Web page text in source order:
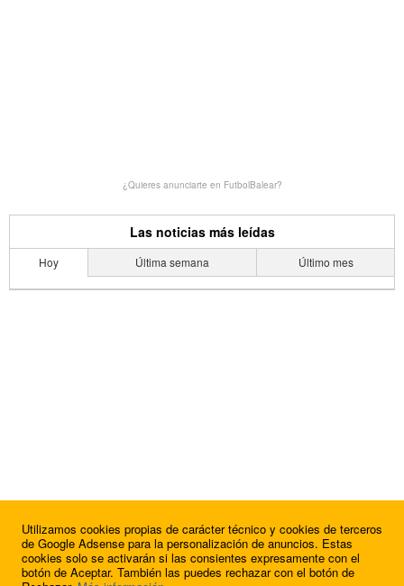
¿Quieres anunciarte en FutbolBalear?
Las noticias más leídas
Hoy Última semana Último mes
Utilizamos cookies propias de carácter técnico y cookies de terceros
de Google Adsense para la personalización de anuncios. Estas
cookies solo se activarán si las consientes expresamente con el
botón de Aceptar. También las puedes rechazar con el botón de